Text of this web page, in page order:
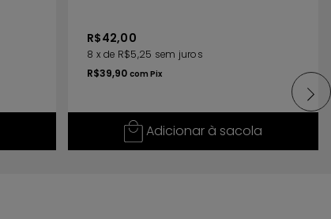
R$42,00
8 xde R$5,25 sem juros
R$39,90com Pix
Adicionar à sacola